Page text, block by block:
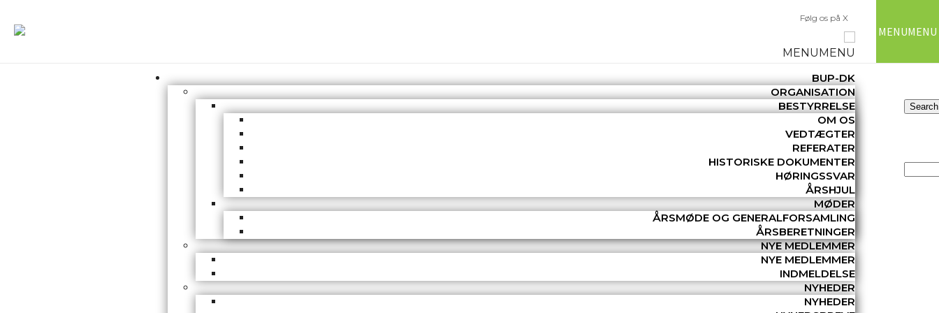
Følg os på X
MENUMENU
BUP-DK
ORGANISATION
BESTYRRELSE
OM OS
VEDTÆGTER
REFERATER
HISTORISKE DOKUMENTER
HØRINGSSVAR
ÅRSHJUL
MØDER
ÅRSMØDE OG GENERALFORSAMLING
ÅRSBERETNINGER
NYE MEDLEMMER
NYE MEDLEMMER
INDMELDELSE
NYHEDER
NYHEDER
MENUMENU